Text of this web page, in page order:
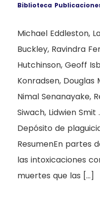
Biblioteca
Michael Eddleston,
Buckley, Ravindra
Hutchinson, Geoff
Konradsen, Douglas
Nimal Senanayake,
Siwach, Lidwien Smit
Depósito de
ResumenEn partes
las intoxicaciones
muertes que las […]